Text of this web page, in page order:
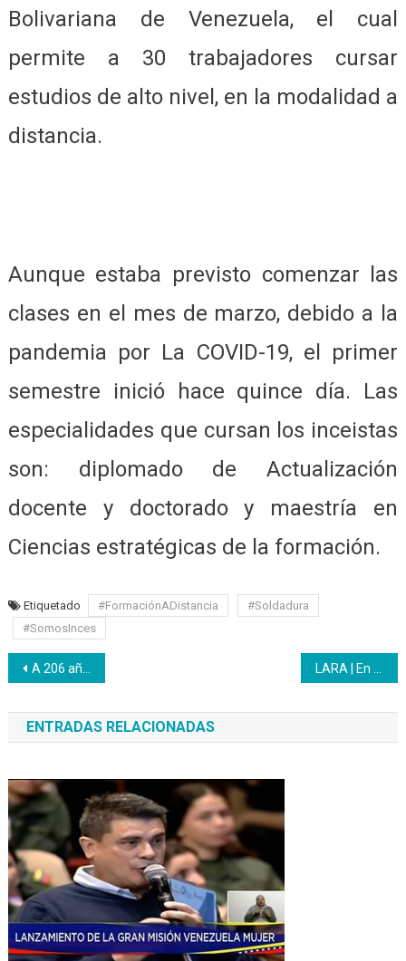
Bolivariana de Venezuela, el cual
permite a 30 trabajadores cursar
estudios de alto nivel, en la modalidad a
distancia.
Aunque estaba previsto comenzar las
clases en el mes de marzo, debido a la
pandemia por La COVID-19, el primer
semestre inició hace quince día. Las
especialidades que cursan los inceistas
son: diplomado de Actualización
docente y doctorado y maestría en
Ciencias estratégicas de la formación.
Etiquetado #FormaciónADistancia
#Soldadura
#SomosInces
Navegación
de
entradas
A 206 años de la Primera Batalla de Carabobo LARA | En cuarentena social y colectiva Inces es herramientas de lucha junto al pueblo
ENTRADAS RELACIONADAS